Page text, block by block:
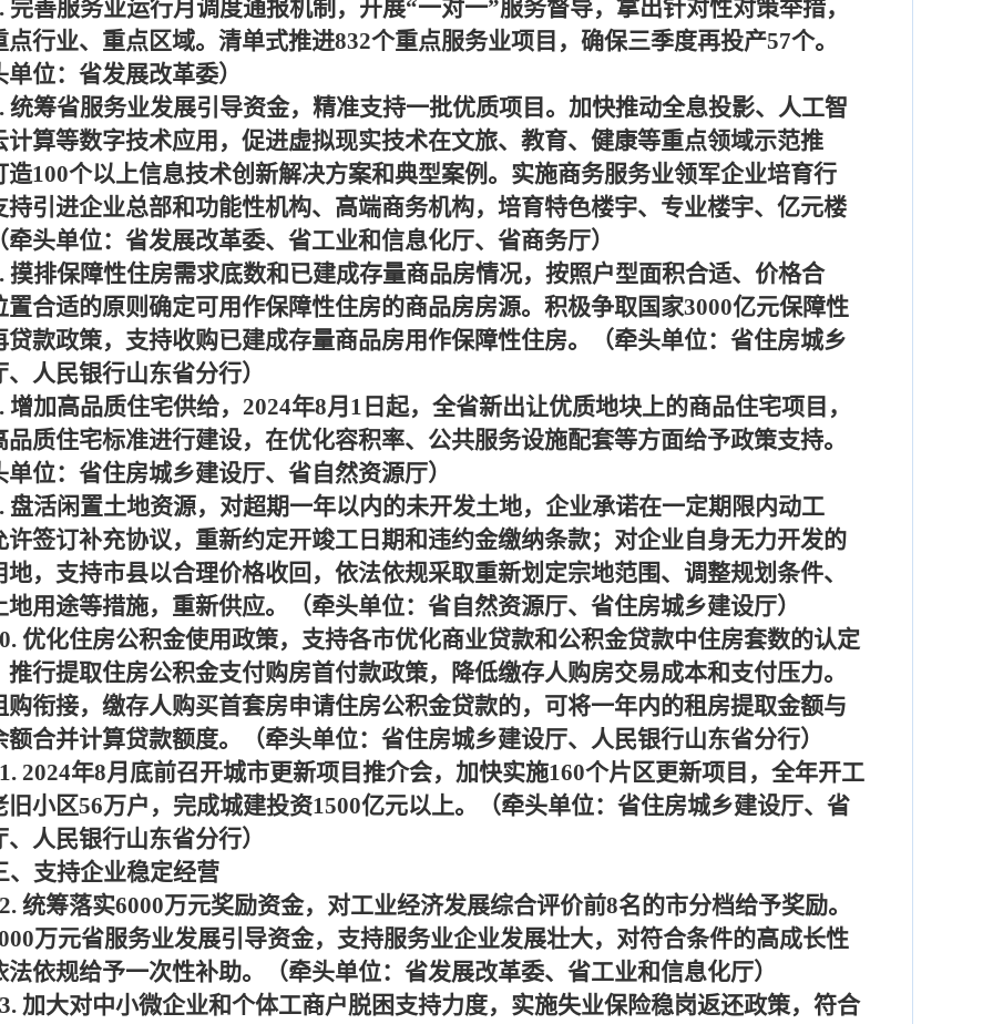
完善服务业运行月调度通报机制，开展“一对一”服务督导，拿出针对性对策举措，
点行业、重点区域。清单式推进832个重点服务业项目，确保三季度再投产57个。
位：省发展改革委）
统筹省服务业发展引导资金，精准支持一批优质项目。加快推动全息投影、人工智
计算等数字技术应用，促进虚拟现实技术在文旅、教育、健康等重点领域示范推
造100个以上信息技术创新解决方案和典型案例。实施商务服务业领军企业培育行
持引进企业总部和功能性机构、高端商务机构，培育特色楼宇、专业楼宇、亿元楼
牵头单位：省发展改革委、省工业和信息化厅、省商务厅）
摸排保障性住房需求底数和已建成存量商品房情况，按照户型面积合适、价格合
置合适的原则确定可用作保障性住房的商品房房源。积极争取国家3000亿元保障性
贷款政策，支持收购已建成存量商品房用作保障性住房。（牵头单位：省住房城乡
、人民银行山东省分行）
增加高品质住宅供给， 2024年8月 1 日起，全省新出让优质地块上的商品住宅项目，
品质住宅标准进行建设，在优化容积率、公共服务设施配套等方面给予政策支持。
单位：省住房城乡建设厅、省自然资源厅）
盘活闲置土地资源，对超期一年以内的未开发土地，企业承诺在一定期限内动工
许签订补充协议，重新约定开竣工日期和违约金缴纳条款；对企业自身无力开发的
地，支持市县以合理价格收回，依法依规采取重新划定宗地范围、调整规划条件、
地用途等措施，重新供应。（牵头单位：省自然资源厅、省住房城乡建设厅）
优化住房公积金使用政策，支持各市优化商业贷款和公积金贷款中住房套数的认定
推行提取住房公积金支付购房首付款政策，降低缴存人购房交易成本和支付压力。
购衔接，缴存人购买首套房申请住房公积金贷款的，可将一年内的租房提取金额与
额合并计算贷款额度。（牵头单位：省住房城乡建设厅、人民银行山东省分行）
2024年8月底前召开城市更新项目推介会，加快实施160个片区更新项目，全年开工
旧小区56万户，完成城建投资1500亿元以上。（牵头单位：省住房城乡建设厅、省
、人民银行山东省分行）
、支持企业稳定经营
统筹落实6000万元奖励资金，对工业经济发展综合评价前8名的市分档给予奖励。
万元省服务业发展引导资金，支持服务业企业发展壮大，对符合条件的高成长性
法依规给予一次性补助。（牵头单位：省发展改革委、省工业和信息化厅）
加大对中小微企业和个体工商户脱困支持力度，实施失业保险稳岗返还政策，符合